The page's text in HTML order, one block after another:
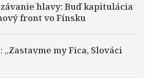
hlavy: Buď kapitulácia
front vo Fínsku
my Fica, Slováci